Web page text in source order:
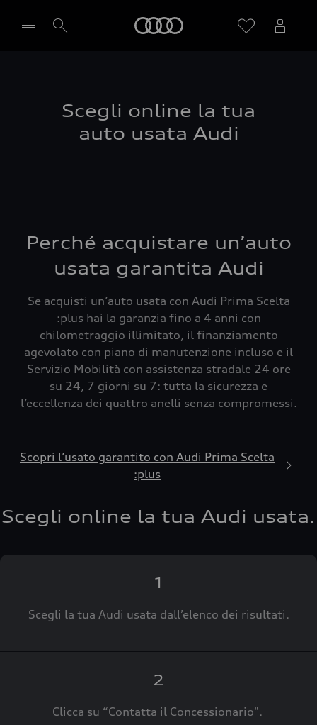
Scegli online la tua
auto usata Audi
Perché acquistare un’auto
usata garantita Audi
Se acquisti un’auto usata con Audi Prima Scelta
:plus hai la garanzia fino a 4 anni con
chilometraggio illimitato, il finanziamento
agevolato con piano di manutenzione incluso e il
Servizio Mobilità con assistenza stradale 24 ore
su 24, 7 giorni su 7: tutta la sicurezza e
l’eccellenza dei quattro anelli senza compromessi.
Scopri l’usato garantito con Audi Prima Scelta
:plus
Scegli online la tua Audi usata.
1
Scegli la tua Audi usata dall’elenco dei risultati.
2
Clicca su “Contatta il Concessionario".